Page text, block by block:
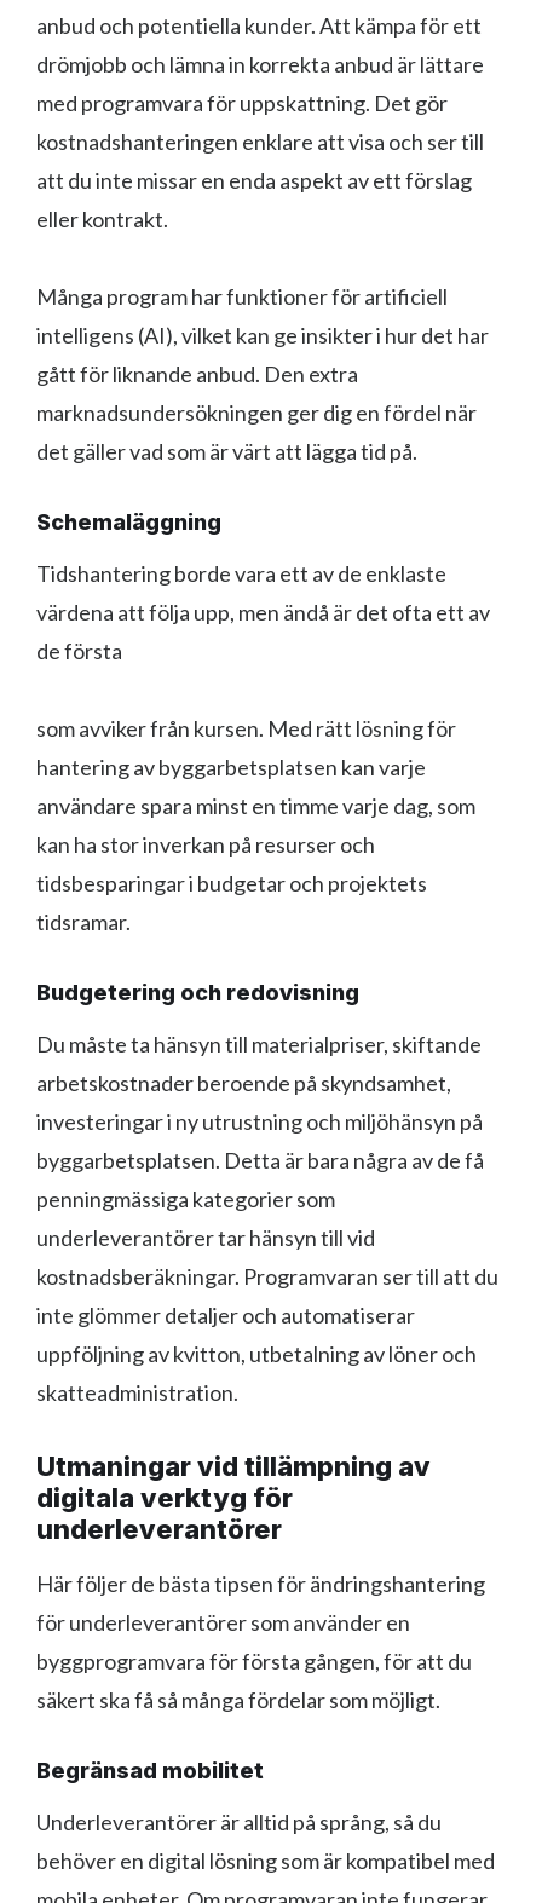
anbud och potentiella kunder. Att kämpa för ett
drömjobb och lämna in korrekta anbud är lättare
med programvara för uppskattning. Det gör
kostnadshanteringen enklare att visa och ser till
att du inte missar en enda aspekt av ett förslag
eller kontrakt.
Många program har funktioner för artificiell
intelligens (AI), vilket kan ge insikter i hur det har
gått för liknande anbud. Den extra
marknadsundersökningen ger dig en fördel när
det gäller vad som är värt att lägga tid på.
Schemaläggning
Tidshantering borde vara ett av de enklaste
värdena att följa upp, men ändå är det ofta ett av
de första
som avviker från kursen. Med rätt lösning för
hantering av byggarbetsplatsen kan varje
användare spara minst en timme varje dag, som
kan ha stor inverkan på resurser och
tidsbesparingar i budgetar och projektets
tidsramar.
Budgetering och redovisning
Du måste ta hänsyn till materialpriser, skiftande
arbetskostnader beroende på skyndsamhet,
investeringar i ny utrustning och miljöhänsyn på
byggarbetsplatsen. Detta är bara några av de få
penningmässiga kategorier som
underleverantörer tar hänsyn till vid
kostnadsberäkningar. Programvaran ser till att du
inte glömmer detaljer och automatiserar
uppföljning av kvitton, utbetalning av löner och
skatteadministration.
Utmaningar vid tillämpning av
digitala verktyg för
underleverantörer
Här följer de bästa tipsen för ändringshantering
för underleverantörer som använder en
byggprogramvara för första gången, för att du
säkert ska få så många fördelar som möjligt.
Begränsad mobilitet
Underleverantörer är alltid på språng, så du
behöver en digital lösning som är kompatibel med